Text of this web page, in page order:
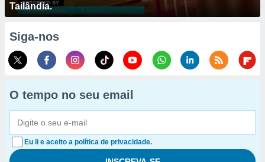
Tailândia.
Siga-nos
O tempo no seu email
Eu li e aceito a política de privacidade.